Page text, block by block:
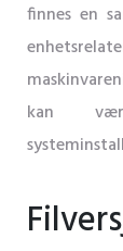
finnes en
kan